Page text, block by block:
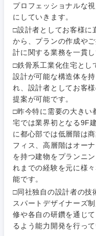
プロフェッショナルな
にしていきます。
□設計者としてお客様に
から、プランの作成や
計に関する業務を一貫
□鉄骨系工業化住宅とし
設計が可能な構造体を
れ、設計者としてお客
提案が可能です。
□昨今特に需要の大きい
宅では業界初となる9F
に都心部では低層階は
フィス、高層階はオー
を持つ建物をプランニ
れまでの経験を元に様
能です。
□同社独自の設計者の技
スパートデザイナーズ
修や各自の研鑽を通じ
るよう能力開発を行っ
経営企
画・事業
企画
経営ボー
ド
管理
SCM
人事
マーケテ
ィング
営業
サービス
経営企画・事業企
経営ボード
管理
SCM
人事
マーケティング
営業
サービス
クリエイティブ
商社・卸
エネルギー・資
自動車・機械・
電気・電子・半
素材・化学・金
食品・化粧品
メディカル・
金融
北海道・東北地
北海道
秋田県
宮城県
福島県
希望年収
推奨年齢
フリーワード
こだわり条
急募
上場企業